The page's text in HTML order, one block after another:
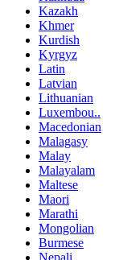
Kazakh
Khmer
Kurdish
Kyrgyz
Latin
Latvian
Lithuanian
Luxembou..
Macedonian
Malagasy
Malay
Malayalam
Maltese
Maori
Marathi
Mongolian
Burmese
Nepali